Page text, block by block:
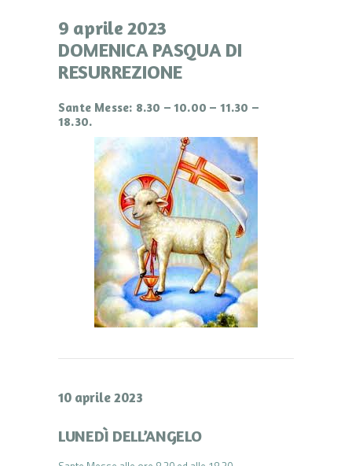
9 aprile 2023
DOMENICA PASQUA DI
RESURREZIONE
Sante Messe: 8.30 – 10.00 – 11.30 –
18.30.
10 aprile 2023
LUNEDÌ DELL’ANGELO